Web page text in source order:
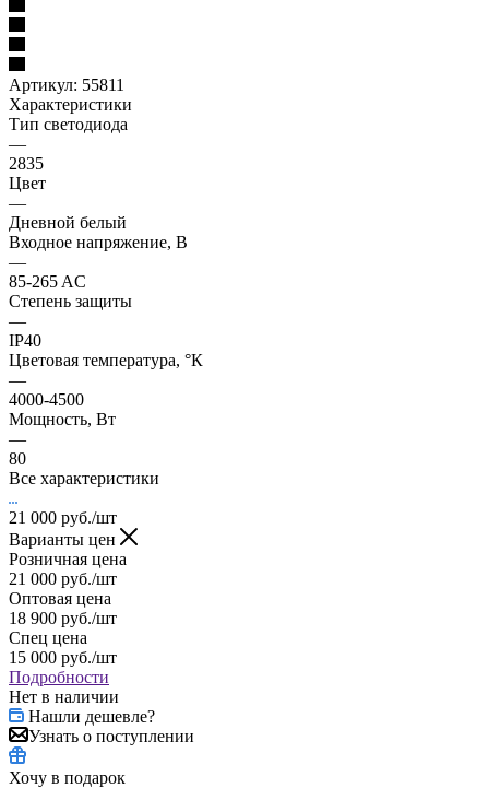
Артикул: 55811
Характеристики
Тип светодиода
—
2835
Цвет
—
Дневной белый
Входное напряжение, В
—
85-265 AC
Степень защиты
—
IP40
Цветовая температура, °К
—
4000-4500
Мощность, Вт
—
80
Все характеристики
21 000 руб./шт
Варианты цен
Розничная цена
21 000 руб./шт
Оптовая цена
18 900 руб./шт
Спец цена
15 000 руб./шт
Подробности
Нет в наличии
Нашли дешевле?
Узнать о поступлении
Хочу в подарок